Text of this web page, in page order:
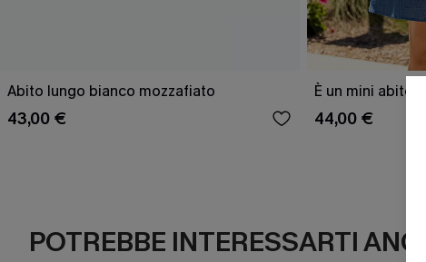
Abito lungo bianco mozzafiato
43,00 €
È un mini abito
44,00 €
POTREBBE INTERESSARTI